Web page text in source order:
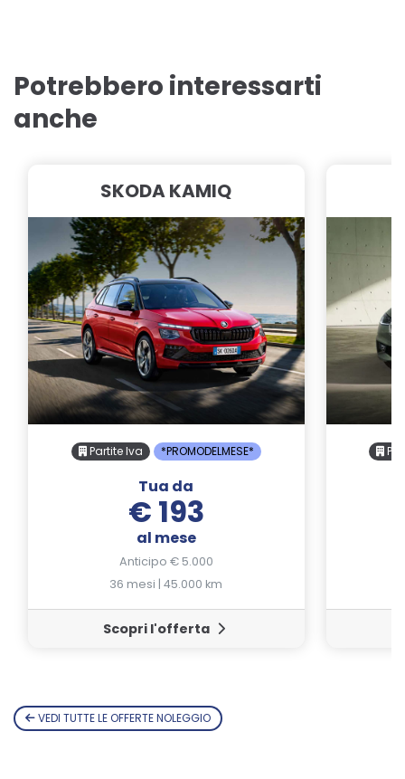
Potrebbero interessarti
anche
SKODA KAMIQ
Partite Iva *PROMODELMESE*
Tua da
€ 193
al mese
Anticipo € 5.000
36 mesi | 45.000 km
Scopri l'offerta
VEDI TUTTE LE OFFERTE NOLEGGIO